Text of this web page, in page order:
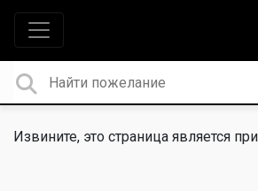
Извините, это страница является